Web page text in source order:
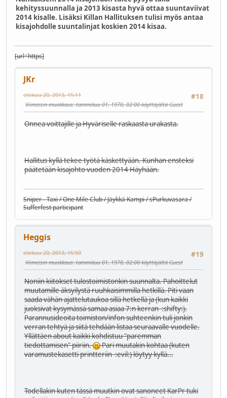
kehityssuunnalla ja 2013 kisasta hyvä ottaa suuntaviivat
2014 kisalle. Lisäksi Killan Hallituksen tulisi myös antaa
kisajohdolle suuntalinjat koskien 2014 kisaa.
[url=https]
JKr
#18
elokuu 20, 2013, 15:11
Viimeisin muokkaus: tammikuu 01, 1970, 02:00 käyttäjältä Guest
Onnea voittajille ja Hyväriselle raskaasta urakasta.
Hallitus kyllä tekee työtä käskettyään. Kunhan ensteksi
päätetään kisajohto vuoden 2014 Häyhään.
Sniper - Taxi / One Mile Club / Jäykkä Kampi / sPurkuvasara /
Sufferfest participant
Heggis
#19
elokuu 20, 2013, 15:50
Viimeisin muokkaus: tammikuu 01, 1970, 02:00 käyttäjältä Guest
Noniin kiitokset tulostoimistonkin suunnalta. Pahoittelut
muutamille äksyilystä ruuhkaisimmilla hetkillä. Piti vaan
saada vähän ajattelutaukoa sillä hetkellä ja (kun kaikki
juoksivat kysymässä samaa asiaa 7:n kerran:shifty:).
Parannusideoita toimiston/infon suhteenkin tuli jonkin
verran tehtyä ja siitä tehdään listaa seuraavalle vuodelle.
Yllättäen about kaikki kohdistuu "paremman
tiedottamisen" piiriin.
Pari muutakin kohtaa (kuten
varamustekasetti printteriin:evil:) löytyy kyllä...
Todellakin kuten tässä muutkin ovat sanoneet KarPr tuki